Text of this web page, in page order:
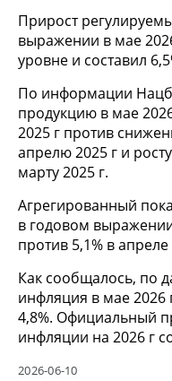
Прирост
выражении в мае
уровне и составил
По информации
продукцию в мае
2025 г против
апрелю 2025 г и
марту 2025 г.
Агрегированный
в годовом
против 5,1% в
Как сообщалось, по
инфляция в мае 2026
4,8%. Официальный
инфляции на 2026 г
2026-06-10